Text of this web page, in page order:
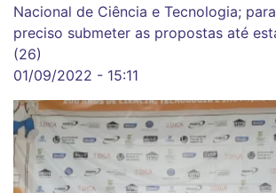
Nacional de Ciência e Tecnologia;
preciso submeter as propostas até
(26)
01/09/2022 - 15:11